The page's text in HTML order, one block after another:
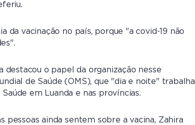
da vacinação no país, porque "a covid-19 não
o papel da organização nesse
de Saúde (OMS), que "dia e noite" trabalha
em Luanda e nas províncias.
pessoas ainda sentem sobre a vacina, Zahira